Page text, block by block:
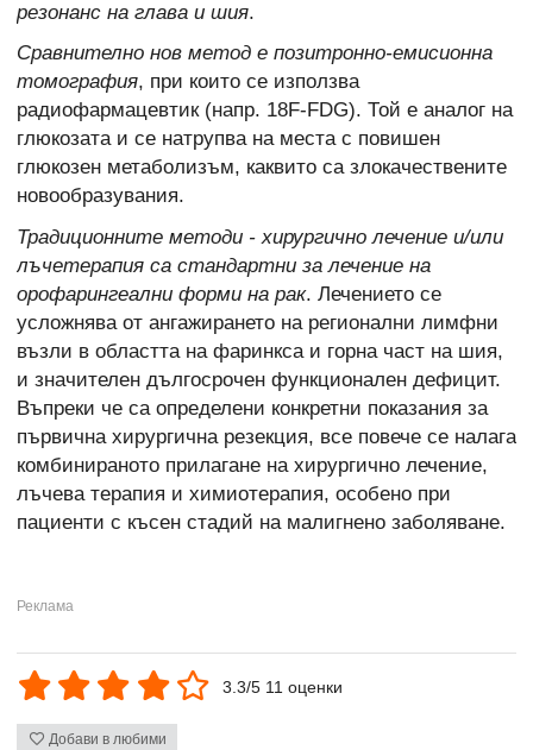
резонанс на глава и шия.
Сравнително нов метод е позитронно-емисионна
томография, при които се използва
радиофармацевтик (напр. 18F-FDG). Той е аналог на
глюкозата и се натрупва на места с повишен
глюкозен метаболизъм, каквито са злокачествените
новообразувания.
Традиционните методи - хирургично лечение и/или
лъчетерапия са стандартни за лечение на
орофарингеални форми на рак. Лечението се
усложнява от ангажирането на регионални лимфни
възли в областта на фаринкса и горна част на шия,
и значителен дългосрочен функционален дефицит.
Въпреки че са определени конкретни показания за
първична хирургична резекция, все повече се налага
комбинираното прилагане на хирургично лечение,
лъчева терапия и химиотерапия, особено при
пациенти с късен стадий на малигнено заболяване.
3.3/5 11 оценки
Добави в любими